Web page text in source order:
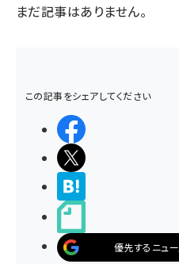
まだ記事はありません。
この記事をシェアしてください
優先するニュ